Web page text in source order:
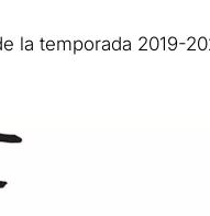
la temporada 2019-